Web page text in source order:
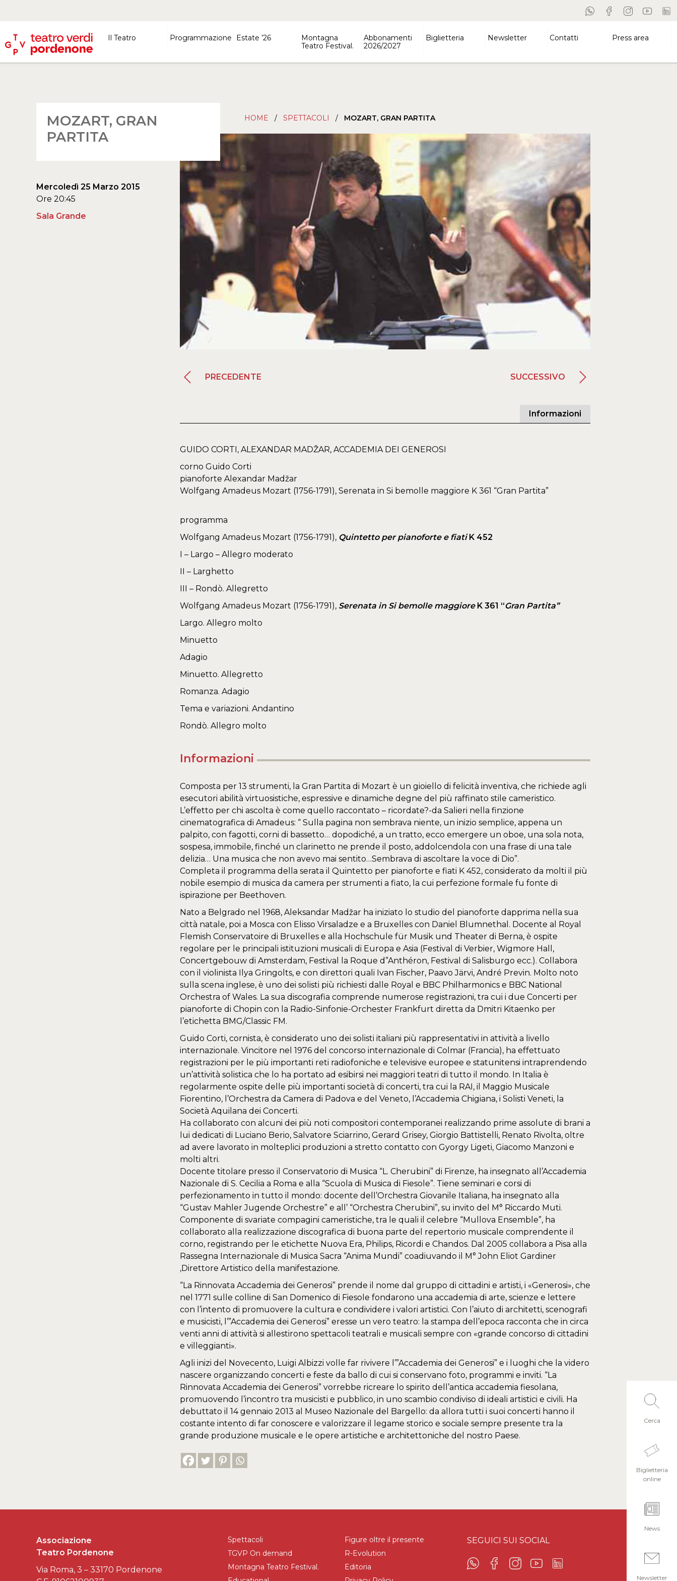
Il Teatro Programmazione Estate ’26
Montagna
Teatro Festival.
Abbonamenti
2026/2027
Biglietteria Newsletter Contatti Press area
MOZART, GRAN
PARTITA
Mercoledì 25 Marzo 2015
Ore 20:45
Sala Grande
HOME / SPETTACOLI / MOZART, GRAN PARTITA
PRECEDENTE SUCCESSIVO
Informazioni
GUIDO CORTI, ALEXANDAR MADŽAR, ACCADEMIA DEI GENEROSI
corno Guido Corti
pianoforte Alexandar Madžar
Wolfgang Amadeus Mozart (1756-1791), Serenata in Si bemolle maggiore K 361 “Gran Partita”
programma
Wolfgang Amadeus Mozart (1756-1791), Quintetto per pianoforte e fiatiK 452
I – Largo – Allegro moderato
II – Larghetto
III – Rondò. Allegretto
Wolfgang Amadeus Mozart (1756-1791), Serenata in Si bemolle maggioreK 361 “Gran Partita”
Largo. Allegro molto
Minuetto
Adagio
Minuetto. Allegretto
Romanza. Adagio
Tema e variazioni. Andantino
Rondò. Allegro molto
Informazioni
Composta per 13 strumenti, la Gran Partita di Mozart è un gioiello di felicità inventiva, che richiede agli
esecutori abilità virtuosistiche, espressive e dinamiche degne del più raffinato stile cameristico.
L’effetto per chi ascolta è come quello raccontato – ricordate?-da Salieri nella finzione
cinematografica di Amadeus: “ Sulla pagina non sembrava niente, un inizio semplice, appena un
palpito, con fagotti, corni di bassetto… dopodiché, a un tratto, ecco emergere un oboe, una sola nota,
sospesa, immobile, finché un clarinetto ne prende il posto, addolcendola con una frase di una tale
delizia… Una musica che non avevo mai sentito…Sembrava di ascoltare la voce di Dio”.
Completa il programma della serata il Quintetto per pianoforte e fiati K 452, considerato da molti il più
nobile esempio di musica da camera per strumenti a fiato, la cui perfezione formale fu fonte di
ispirazione per Beethoven.
Nato a Belgrado nel 1968, Aleksandar Madžar ha iniziato lo studio del pianoforte dapprima nella sua
città natale, poi a Mosca con Elisso Virsaladze e a Bruxelles con Daniel Blumnethal. Docente al Royal
Flemish Conservatoire di Bruxelles e alla Hochschule für Musik und Theater di Berna, è ospite
regolare per le principali istituzioni musicali di Europa e Asia (Festival di Verbier, Wigmore Hall,
Concertgebouw di Amsterdam, Festival la Roque d”Anthéron, Festival di Salisburgo ecc.). Collabora
con il violinista Ilya Gringolts, e con direttori quali Ivan Fischer, Paavo Järvi, André Previn. Molto noto
sulla scena inglese, è uno dei solisti più richiesti dalle Royal e BBC Philharmonics e BBC National
Orchestra of Wales. La sua discografia comprende numerose registrazioni, tra cui i due Concerti per
pianoforte di Chopin con la Radio-Sinfonie-Orchester Frankfurt diretta da Dmitri Kitaenko per
l’etichetta BMG/Classic FM.
Guido Corti, cornista, è considerato uno dei solisti italiani più rappresentativi in attività a livello
internazionale. Vincitore nel 1976 del concorso internazionale di Colmar (Francia), ha effettuato
registrazioni per le più importanti reti radiofoniche e televisive europee e statunitensi intraprendendo
un’attività solistica che lo ha portato ad esibirsi nei maggiori teatri di tutto il mondo. In Italia è
regolarmente ospite delle più importanti società di concerti, tra cui la RAI, il Maggio Musicale
Fiorentino, l’Orchestra da Camera di Padova e del Veneto, l’Accademia Chigiana, i Solisti Veneti, la
Società Aquilana dei Concerti.
Ha collaborato con alcuni dei più noti compositori contemporanei realizzando prime assolute di brani a
lui dedicati di Luciano Berio, Salvatore Sciarrino, Gerard Grisey, Giorgio Battistelli, Renato Rivolta, oltre
ad avere lavorato in molteplici produzioni a stretto contatto con Gyorgy Ligeti, Giacomo Manzoni e
molti altri.
Docente titolare presso il Conservatorio di Musica “L. Cherubini” di Firenze, ha insegnato all’Accademia
Nazionale di S. Cecilia a Roma e alla “Scuola di Musica di Fiesole”. Tiene seminari e corsi di
perfezionamento in tutto il mondo: docente dell’Orchestra Giovanile Italiana, ha insegnato alla
“Gustav Mahler Jugende Orchestre” e all’ “Orchestra Cherubini”, su invito del M° Riccardo Muti.
Componente di svariate compagini cameristiche, tra le quali il celebre “Mullova Ensemble”, ha
collaborato alla realizzazione discografica di buona parte del repertorio musicale comprendente il
corno, registrando per le etichette Nuova Era, Philips, Ricordi e Chandos. Dal 2005 collabora a Pisa alla
Rassegna Internazionale di Musica Sacra “Anima Mundi” coadiuvando il M° John Eliot Gardiner
,Direttore Artistico della manifestazione.
“La Rinnovata Accademia dei Generosi” prende il nome dal gruppo di cittadini e artisti, i «Generosi», che
nel 1771 sulle colline di San Domenico di Fiesole fondarono una accademia di arte, scienze e lettere
con l’intento di promuovere la cultura e condividere i valori artistici. Con l’aiuto di architetti, scenografi
e musicisti, l’”Accademia dei Generosi” eresse un vero teatro: la stampa dell’epoca racconta che in circa
venti anni di attività si allestirono spettacoli teatrali e musicali sempre con «grande concorso di cittadini
e villeggianti».
Agli inizi del Novecento, Luigi Albizzi volle far rivivere l’”Accademia dei Generosi” e i luoghi che la videro
nascere organizzando concerti e feste da ballo di cui si conservano foto, programmi e inviti. “La
Rinnovata Accademia dei Generosi” vorrebbe ricreare lo spirito dell’antica accademia fiesolana,
promuovendo l’incontro tra musicisti e pubblico, in uno scambio condiviso di ideali artistici e civili. Ha
debuttato il 14 gennaio 2013 al Museo Nazionale del Bargello: da allora tutti i suoi concerti hanno il
costante intento di far conoscere e valorizzare il legame storico e sociale sempre presente tra la
grande produzione musicale e le opere artistiche e architettoniche del nostro Paese.
Cerca
Biglietteria
online
News
Newsletter
Associazione
Teatro Pordenone
Via Roma, 3 – 33170 Pordenone
Spettacoli
TGVP On demand
Montagna Teatro Festival.
Figure oltre il presente
R-Evolution
Editoria
SEGUICI SUI SOCIAL